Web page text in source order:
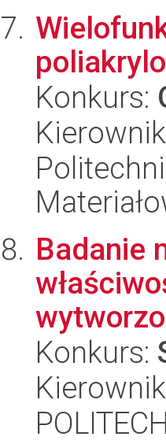
Konkurs:
Badanie
Konkurs: